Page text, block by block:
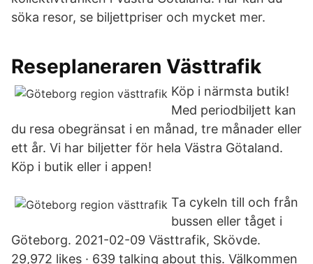
söka resor, se biljettpriser och mycket mer.
Reseplaneraren Västtrafik
Köp i närmsta butik!
Med periodbiljett kan
du resa obegränsat i en månad, tre månader eller
ett år. Vi har biljetter för hela Västra Götaland.
Köp i butik eller i appen!
Ta cykeln till och från
bussen eller tåget i
Göteborg. 2021-02-09 Västtrafik, Skövde.
29,972 likes · 639 talking about this. Välkommen